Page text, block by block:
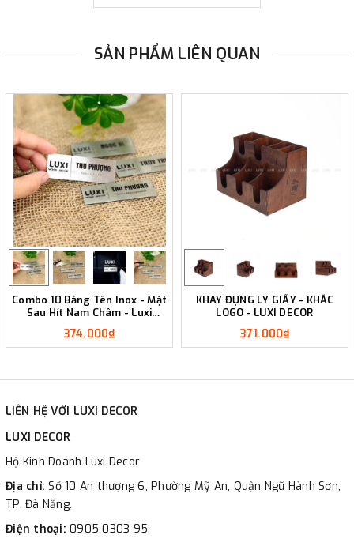
SẢN PHẨM LIÊN QUAN
Combo 10 Bảng Tên Inox - Mặt
Sau Hít Nam Châm - Luxi
374.000₫
KHAY ĐỰNG LY GIẤY - KHẮC
LOGO - LUXI DECOR
371.000₫
LIÊN HỆ VỚI LUXI DECOR
LUXI DECOR
Hộ Kinh Doanh Luxi Decor
Địa chỉ: Số 10 An thượng 6, Phường Mỹ An, Quận Ngũ Hành Sơn,
TP. Đà Nẵng.
Điện thoại: 0905 0303 95.